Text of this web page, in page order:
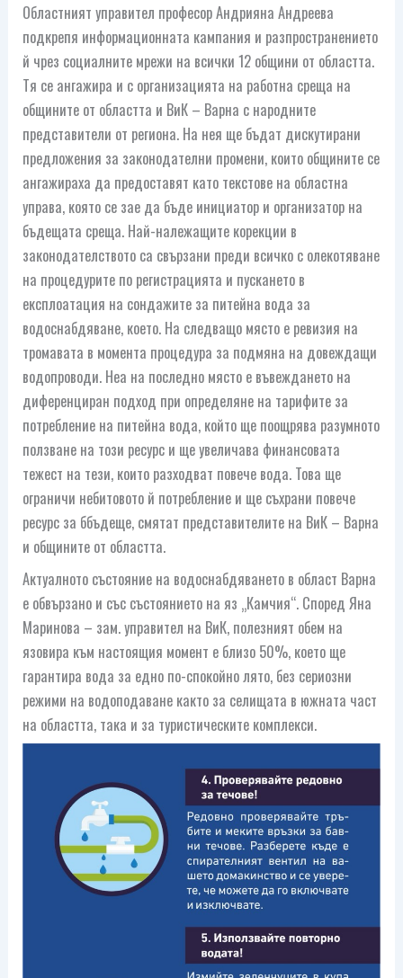
Областният управител професор Андрияна Андреева
подкрепя информационната кампания и разпространението
й чрез социалните мрежи на всички 12 общини от областта.
Тя се ангажира и с организацията на работна среща на
общините от областта и ВиК – Варна с народните
представители от региона. На нея ще бъдат дискутирани
предложения за законодателни промени, които общините се
ангажираха да предоставят като текстове на областна
управа, която се зае да бъде инициатор и организатор на
бъдещата среща. Най-належащите корекции в
законодателството са свързани преди всичко с олекотяване
на процедурите по регистрацията и пускането в
експлоатация на сондажите за питейна вода за
водоснабдяване, което. На следващо място е ревизия на
тромавата в момента процедура за подмяна на довеждащи
водопроводи. Неа на последно място е въвеждането на
диференциран подход при определяне на тарифите за
потребление на питейна вода, който ще поощрява разумното
ползване на този ресурс и ще увеличава финансовата
тежест на тези, които разходват повече вода. Това ще
ограничи небитовото й потребление и ще съхрани повече
ресурс за ббъдеще, смятат представителите на ВиК – Варна
и общините от областта.
Актуалното състояние на водоснабдяването в област Варна
е обвързано и със състоянието на яз „Камчия“. Според Яна
Маринова – зам. управител на ВиК, полезният обем на
язовира към настоящия момент е близо 50%, което ще
гарантира вода за едно по-спокойно лято, без сериозни
режими на водоподаване както за селищата в южната част
на областта, така и за туристическите комплекси.